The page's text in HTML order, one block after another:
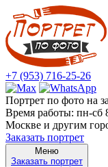
+7 (953) 716-25-26
Портрет по фото на
Время работы: пн-сб
Москве и другим
Заказать портрет
Меню
Заказать портрет